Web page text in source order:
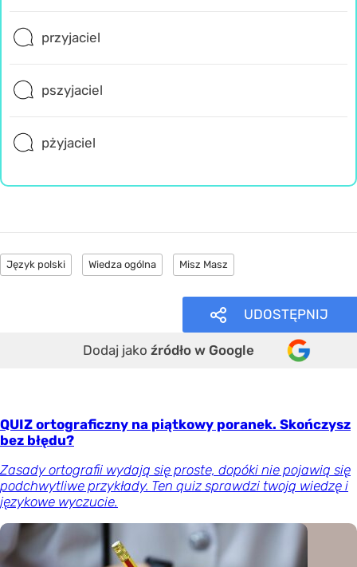
przyjaciel
pszyjaciel
pżyjaciel
Język polski Wiedza ogólna Misz Masz
UDOSTĘPNIJ
Dodaj jako źródło w Google
QUIZ ortograficzny na piątkowy poranek. Skończysz
bez błędu?
Zasady ortografii wydają się proste, dopóki nie pojawią się
podchwytliwe przykłady. Ten quiz sprawdzi twoją wiedzę i
językowe wyczucie.